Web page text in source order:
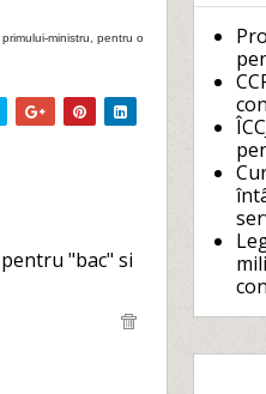
ministru, pentru o
"bac" si